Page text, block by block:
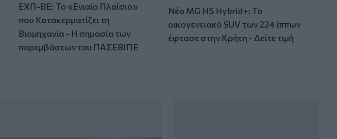
ΕΧΠ-ΒΕ: Το «Ενιαίο Πλαίσιο»
που Κατακερματίζει τη
Βιομηχανία - Η σημασία των
παρεμβάσεων του ΠΑΣΕΒΙΠΕ
Νέο MG HS Hybrid+: Το
οικογενειακό SUV των 224 ίππων
έφτασε στην Κρήτη - Δείτε τιμή